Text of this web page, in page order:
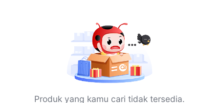
Produk yang kamu cari tidak tersedia.